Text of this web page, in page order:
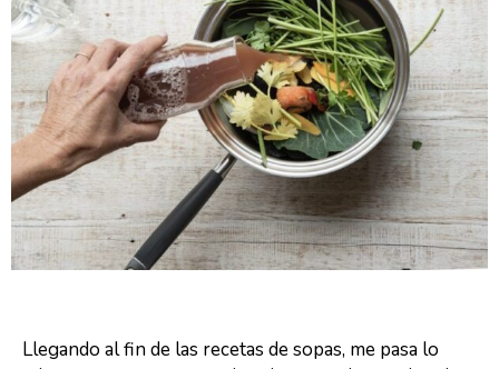
Llegando al fin de las recetas de sopas, me pasa lo